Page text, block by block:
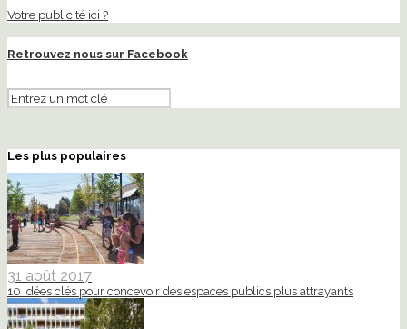
Votre publicité ici ?
Retrouvez nous sur Facebook
Les plus populaires
31 août 2017
10 idées clés pour concevoir des espaces publics plus attrayants